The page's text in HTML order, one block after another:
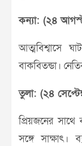
কন্যা: (২৪
আত্মবিশ্বাসে
বাকবিতন্ডা।
তুলা: (২৪
প্রিয়জনের সাথে
সঙ্গে সাক্ষাৎ।